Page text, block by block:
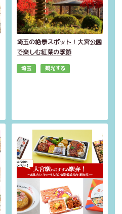
埼玉の絶景スポット！大宮公園
で楽しむ紅葉の季節
埼玉 観光する